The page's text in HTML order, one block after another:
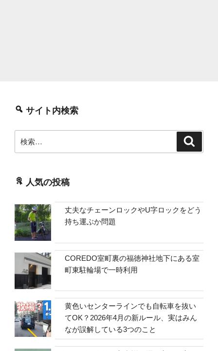
サイト内検索
索:
人気の投稿
丈夫なチェーンロックやU字ロックをどう
持ち運ぶか問題
COREDO室町裏の福徳神社地下にある室
町東駐輪場で一時利用
黄色いセンターラインでも自転車を抜い
てOK？2026年4月の新ルール、実はみん
なが誤解している3つのこと